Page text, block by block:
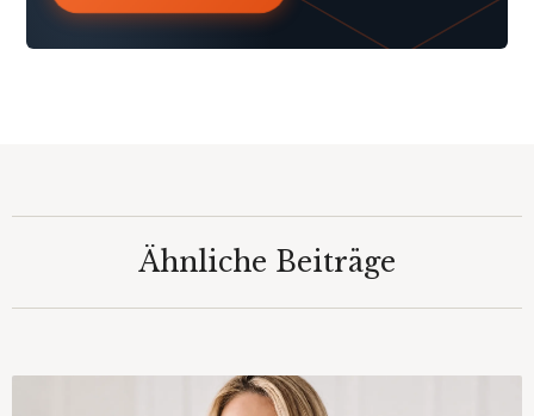
Ähnliche Beiträge